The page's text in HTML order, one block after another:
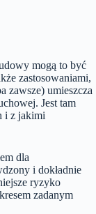
mogą to być
zastosowaniami,
zawsze) umieszcza
Jest tam
i z jakimi
dla
i dokładnie
ryzyko
zadanym